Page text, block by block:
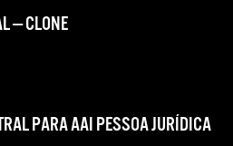
— CLONE
PARA AAI PESSOA JURÍDICA